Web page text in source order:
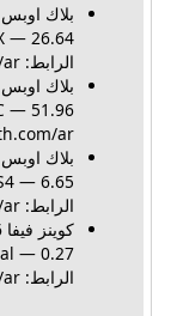
الرابط: https://nu8th.com/ar
ar
الرابط: https://nu8th.com/ar
الرابط: https://nu8th.com/ar